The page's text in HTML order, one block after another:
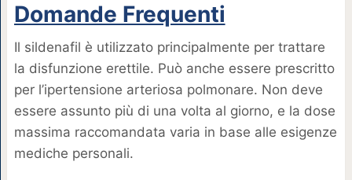
Domande Frequenti
Il sildenafil è utilizzato principalmente per trattare
la disfunzione erettile. Può anche essere prescritto
per l’ipertensione arteriosa polmonare. Non deve
essere assunto più di una volta al giorno, e la dose
massima raccomandata varia in base alle esigenze
mediche personali.